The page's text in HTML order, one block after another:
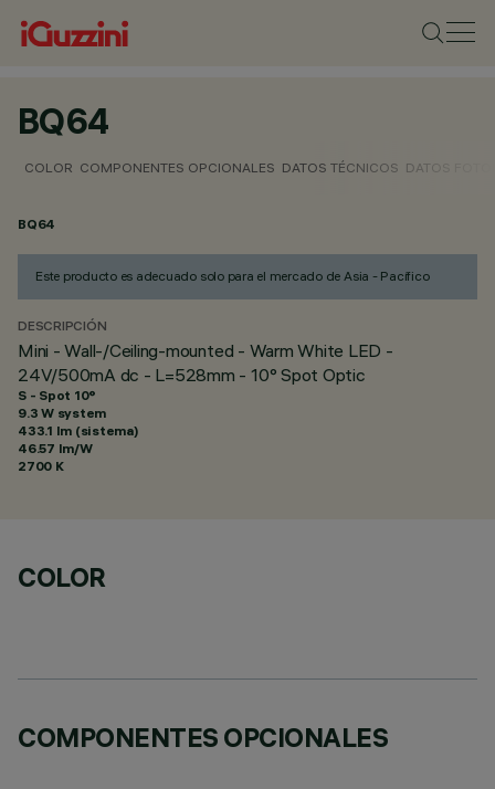
BQ64
COLOR COMPONENTES OPCIONALES DATOS TÉCNICOS DATOS
BQ64
Este producto es adecuado solo para el mercado de Asia - Pacífico
DESCRIPCIÓN
Mini - Wall-/Ceiling-mounted - Warm White LED -
24V/500mA dc - L=528mm - 10° Spot Optic
S - Spot 10°
9.3 W system
433.1 lm (sistema)
46.57 lm/W
2700 K
COLOR
COMPONENTES OPCIONALES